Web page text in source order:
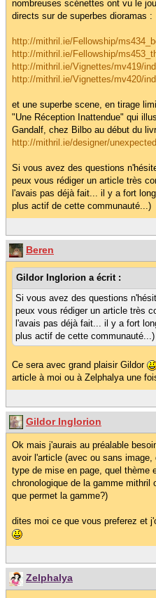
nombreuses scénettes ont vu le
directs sur de superbes dioramas :
http://mithril.ie/Fellowship/
http://mithril.ie/Fellowship/
http://mithril.ie/Vignettes/mv419/
http://mithril.ie/Vignettes/mv420/
et une superbe scene, en tirage
"Une Réception Inattendue" qui
Gandalf, chez Bilbo au début du
http://mithril.ie/designer/
Si vous avez des questions
peux vous rédiger un article très
l'avais pas déjà fait... il y a fort
plus actif de cette communauté...)
Beren
Gildor Inglorion a écrit :
Si vous avez des questions
peux vous rédiger un article très
l'avais pas déjà fait... il y a fort
plus actif de cette communauté...)
Ce sera avec grand plaisir Gildor
article à moi ou à Zelphalya une
Gildor Inglorion
Ok mais j'aurais au préalable
avoir l'article (avec ou sans
type de mise en page, quel thème
chronologique de la gamme
que permet la gamme?)
dites moi ce que vous preferez et
Zelphalya